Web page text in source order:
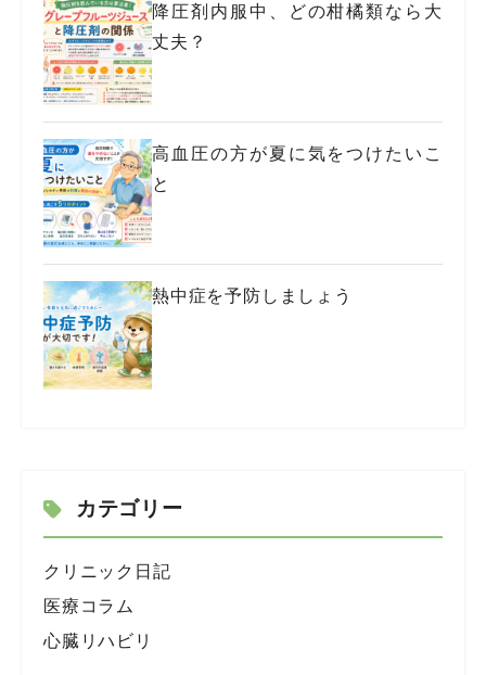
降圧剤内服中、どの柑橘類なら大
丈夫？
高血圧の方が夏に気をつけたいこ
と
熱中症を予防しましょう
カテゴリー
クリニック日記
医療コラム
心臓リハビリ